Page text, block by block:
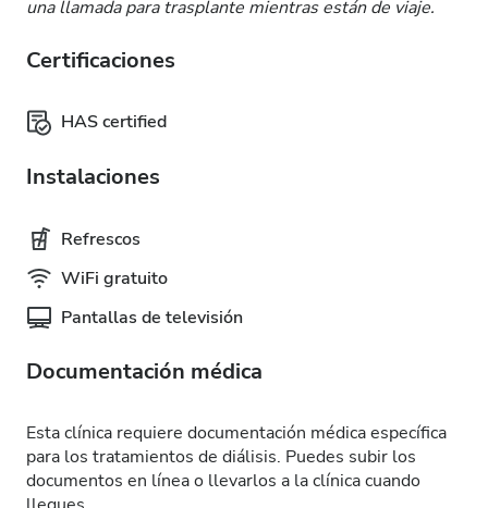
una llamada para trasplante mientras están de viaje.
Certificaciones
HAS certified
Instalaciones
Refrescos
WiFi gratuito
Pantallas de televisión
Documentación médica
Esta clínica requiere documentación médica específica
para los tratamientos de diálisis. Puedes subir los
documentos en línea o llevarlos a la clínica cuando